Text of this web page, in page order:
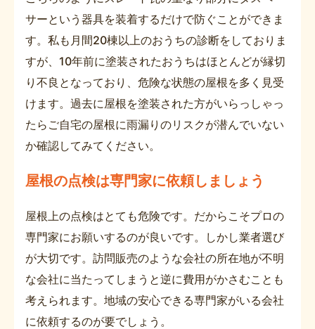
サーという器具を装着するだけで防ぐことができま
す。私も月間20棟以上のおうちの診断をしておりま
すが、10年前に塗装されたおうちはほとんどが縁切
り不良となっており、危険な状態の屋根を多く見受
けます。過去に屋根を塗装された方がいらっしゃっ
たらご自宅の屋根に雨漏りのリスクが潜んでいない
か確認してみてください。
屋根の点検は専門家に依頼しましょう
屋根上の点検はとても危険です。だからこそプロの
専門家にお願いするのが良いです。しかし業者選び
が大切です。訪問販売のような会社の所在地が不明
な会社に当たってしまうと逆に費用がかさむことも
考えられます。地域の安心できる専門家がいる会社
に依頼するのが要でしょう。